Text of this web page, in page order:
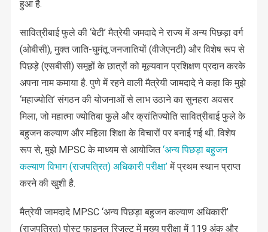
हुआ है.
सावित्रीबाई फुले की ‘बेटी’ मैत्रेयी जमदादे ने राज्य में अन्य पिछड़ा वर्ग
(ओबीसी), मुक्त जाति-घुमंतू जनजातियों (वीजेएनटी) और विशेष रूप से
पिछड़े (एसबीसी) समूहों के छात्रों को मूल्यवान प्रशिक्षण प्रदान करके
अपना नाम कमाया है. पुणे में रहने वाली मैत्रेयी जामदादे ने कहा कि मुझे
‘महाज्योति’ संगठन की योजनाओं से लाभ उठाने का सुनहरा अवसर
मिला, जो महात्मा ज्योतिबा फुले और क्रांतिज्योति सावित्रीबाई फुले के
बहुजन कल्याण और महिला शिक्षा के विचारों पर बनाई गई थी. विशेष
रूप से, मुझे MPSC के माध्यम से आयोजित‘अन्य पिछड़ा बहुजन
कल्याण विभाग (राजपत्रित) अधिकारी परीक्षा’में प्रथम स्थान प्राप्त
करने की खुशी है.
मैत्रेयी जामदादे MPSC ‘अन्य पिछड़ा बहुजन कल्याण अधिकारी’
(राजपत्रित) पोस्ट फाइनल रिजल्ट में मुख्य परीक्षा में 119 अंक और